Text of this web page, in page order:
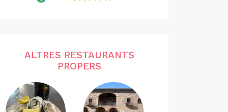
ALTRES RESTAURANTS
PROPERS